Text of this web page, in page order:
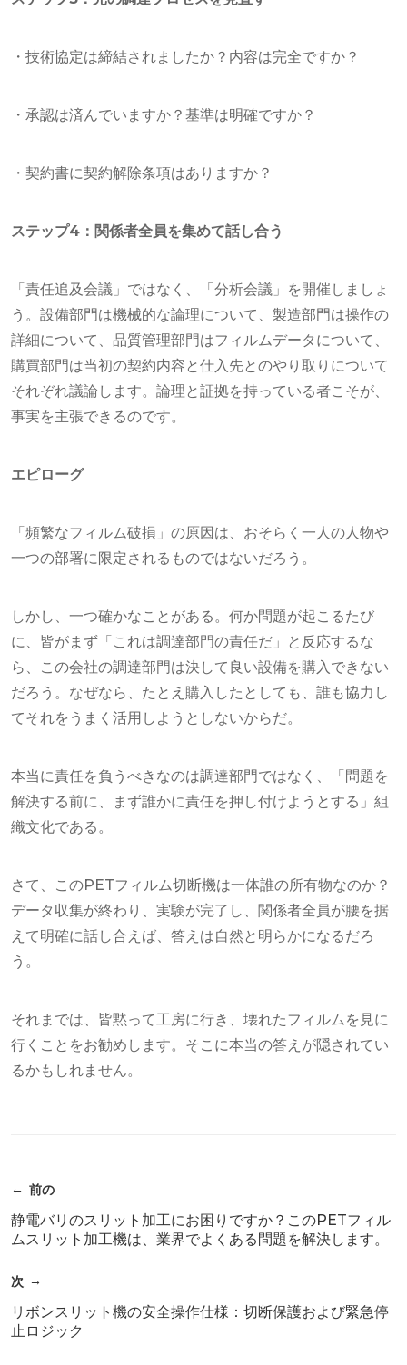
・技術協定は締結されましたか？内容は完全ですか？
・承認は済んでいますか？基準は明確ですか？
・契約書に契約解除条項はありますか？
ステップ4：関係者全員を集めて話し合う
「責任追及会議」ではなく、「分析会議」を開催しましょ
う。設備部門は機械的な論理について、製造部門は操作の
詳細について、品質管理部門はフィルムデータについて、
購買部門は当初の契約内容と仕入先とのやり取りについて
それぞれ議論します。論理と証拠を持っている者こそが、
事実を主張できるのです。
エピローグ
「頻繁なフィルム破損」の原因は、おそらく一人の人物や
一つの部署に限定されるものではないだろう。
しかし、一つ確かなことがある。何か問題が起こるたび
に、皆がまず「これは調達部門の責任だ」と反応するな
ら、この会社の調達部門は決して良い設備を購入できない
だろう。なぜなら、たとえ購入したとしても、誰も協力し
てそれをうまく活用しようとしないからだ。
本当に責任を負うべきなのは調達部門ではなく、「問題を
解決する前に、まず誰かに責任を押し付けようとする」組
織文化である。
さて、このPETフィルム切断機は一体誰の所有物なのか？
データ収集が終わり、実験が完了し、関係者全員が腰を据
えて明確に話し合えば、答えは自然と明らかになるだろ
う。
それまでは、皆黙って工房に行き、壊れたフィルムを見に
行くことをお勧めします。そこに本当の答えが隠されてい
るかもしれません。
前の
静電バリのスリット加工にお困りですか？このPETフィル
ムスリット加工機は、業界でよくある問題を解決します。
次
リボンスリット機の安全操作仕様：切断保護および緊急停
止ロジック